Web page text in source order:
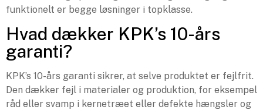
funktionelt er begge løsninger i topklasse.
Hvad dækker KPK’s 10-års
garanti?
KPK’s 10-års garanti sikrer, at selve produktet er fejlfrit.
Den dækker fejl i materialer og produktion, for eksempel
råd eller svamp i kernetræet eller defekte hængsler og